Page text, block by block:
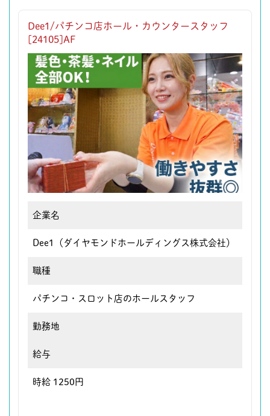
Dee1/パチンコ店ホール・カウンタースタッフ
[24105]AF
企業名
Dee1（ダイヤモンドホールディングス株式会社）
職種
パチンコ・スロット店のホールスタッフ
勤務地
給与
時給 1250円